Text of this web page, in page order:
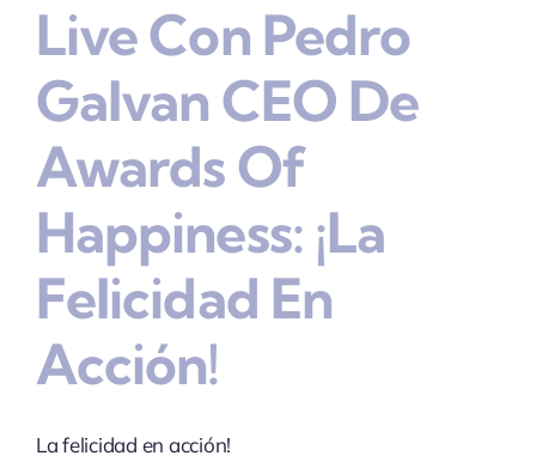
Live Con Pedro
Galvan CEO De
Awards Of
Happiness: ¡La
Felicidad En
Acción!
La felicidad en acción!